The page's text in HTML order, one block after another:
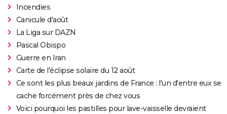
Incendies
Canicule d'août
La Liga sur DAZN
Pascal Obispo
Guerre en Iran
Carte de l'éclipse solaire du 12 août
Ce sont les plus beaux jardins de France : l'un d'entre eux se
cache forcément près de chez vous
Voici pourquoi les pastilles pour lave-vaisselle devraient